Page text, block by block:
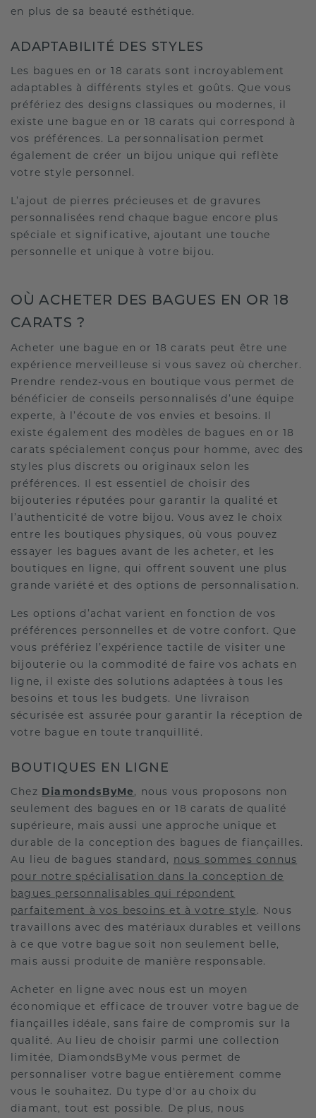
en plus de sa beauté esthétique.
ADAPTABILITÉ DES STYLES
Les bagues en or 18 carats sont incroyablement
adaptables à différents styles et goûts. Que vous
préfériez des designs classiques ou modernes, il
existe une bague en or 18 carats qui correspond à
vos préférences. La personnalisation permet
également de créer un bijou unique qui reflète
votre style personnel.
L’ajout de pierres précieuses et de gravures
personnalisées rend chaque bague encore plus
spéciale et significative, ajoutant une touche
personnelle et unique à votre bijou.
OÙ ACHETER DES BAGUES EN OR 18
CARATS ?
Acheter une bague en or 18 carats peut être une
expérience merveilleuse si vous savez où chercher.
Prendre rendez-vous en boutique vous permet de
bénéficier de conseils personnalisés d’une équipe
experte, à l’écoute de vos envies et besoins. Il
existe également des modèles de bagues en or 18
carats spécialement conçus pour homme, avec des
styles plus discrets ou originaux selon les
préférences. Il est essentiel de choisir des
bijouteries réputées pour garantir la qualité et
l’authenticité de votre bijou. Vous avez le choix
entre les boutiques physiques, où vous pouvez
essayer les bagues avant de les acheter, et les
boutiques en ligne, qui offrent souvent une plus
grande variété et des options de personnalisation.
Les options d’achat varient en fonction de vos
préférences personnelles et de votre confort. Que
vous préfériez l’expérience tactile de visiter une
bijouterie ou la commodité de faire vos achats en
ligne, il existe des solutions adaptées à tous les
besoins et tous les budgets. Une livraison
sécurisée est assurée pour garantir la réception de
votre bague en toute tranquillité.
BOUTIQUES EN LIGNE
Chez DiamondsByMe, nous vous proposons non
seulement des bagues en or 18 carats de qualité
supérieure, mais aussi une approche unique et
durable de la conception des bagues de fiançailles.
Au lieu de bagues standard, nous sommes connus
pour notre spécialisation dans la conception de
bagues personnalisables qui répondent
parfaitement à vos besoins et à votre style. Nous
travaillons avec des matériaux durables et veillons
à ce que votre bague soit non seulement belle,
mais aussi produite de manière responsable.
Acheter en ligne avec nous est un moyen
économique et efficace de trouver votre bague de
fiançailles idéale, sans faire de compromis sur la
qualité. Au lieu de choisir parmi une collection
limitée, DiamondsByMe vous permet de
personnaliser votre bague entièrement comme
vous le souhaitez. Du type d'or au choix du
diamant, tout est possible. De plus, nous